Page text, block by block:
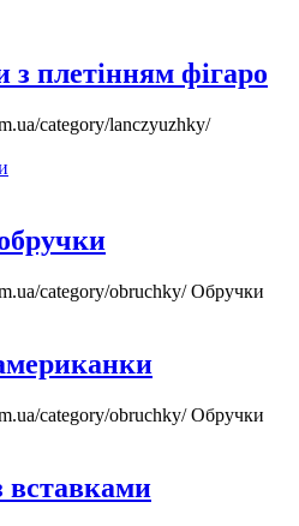
плетінням фігаро
category/lanczyuzhky/
category/obruchky/Обручки
category/obruchky/Обручки
вставками